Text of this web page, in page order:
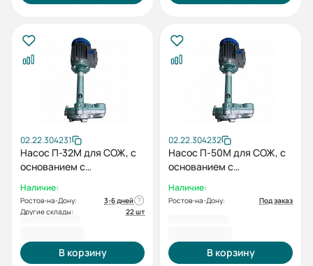
02.22.304231
Насос П-32М для СОЖ, с
основанием с
0,18/3000
Наличие:
Ростов-на-Дону:
3-6 дней
Другие склады:
22 шт
В корзину
02.22.304232
Насос П-50М для СОЖ, с
основанием с
0,18/3000
Наличие:
Ростов-на-Дону: Под заказ
В корзину